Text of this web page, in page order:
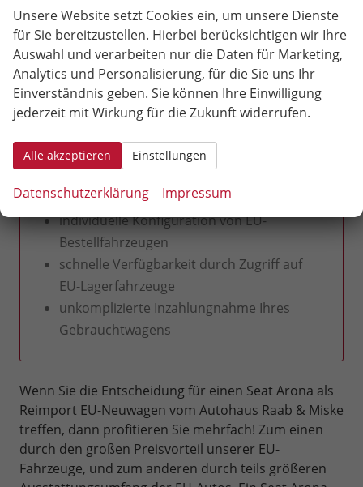
genauso wie für kleine und große Abenteuer am
Wochenende.
Seat Arona als EU-Neuwagen mit
hohem Rabatt - Reimport lohnt sich
europaweit gültige Herstellergarantie
Listenpreis
individuelle Konfiguration von EU-
Bestellfahrzeugen
schnelle Verfügbarkeit durch Zugriff auf
EU-Lagerfahrzeuge
unkomplizierte Inzahlungnahme Ihres
Gebrauchtwagens
Wenn Sie die Entscheidung für einen Seat Arona als
Reimport EU-Neuwagen vom Autohaus Raab & Miske
treffen, dann profitieren Sie mehrfach! Zum einen
durch den großen Preisvorteil unserer EU-
Fahrzeuge, und zum anderen durch teils größeren
Unsere Website setzt Cookies ein, um unsere Dienste
für Sie bereitzustellen. Hierbei berücksichtigen wir Ihre
Auswahl und verarbeiten nur die Daten für Marketing,
Analytics und Personalisierung, für die Sie uns Ihr
Einverständnis geben. Sie können Ihre Einwilligung
jederzeit mit Wirkung für die Zukunft widerrufen.
Alle akzeptieren Einstellungen
Datenschutzerklärung Impressum